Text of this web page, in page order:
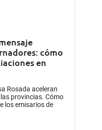
cómo
en
Rosada aceleran
provincias. Cómo
los emisarios de